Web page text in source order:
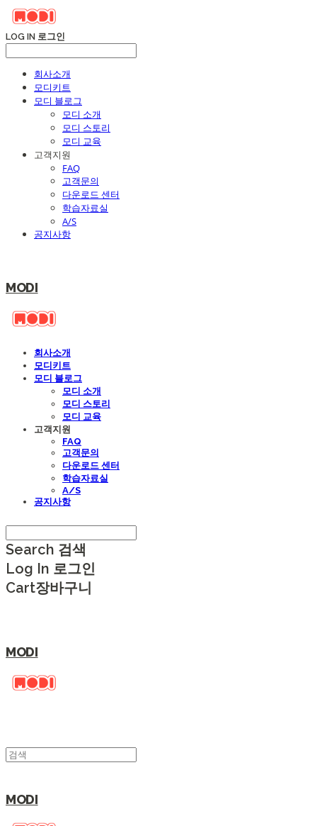
LOG IN 로그인
회사소개
모디키트
모디 블로그
모디 소개
모디 스토리
모디 교육
고객지원
FAQ
고객문의
다운로드 센터
학습자료실
A/S
공지사항
MODI
회사소개
모디키트
모디 블로그
모디 소개
모디 스토리
모디 교육
고객지원
FAQ
고객문의
다운로드 센터
학습자료실
A/S
공지사항
Search 검색
Log In 로그인
Cart장바구니
MODI
MODI